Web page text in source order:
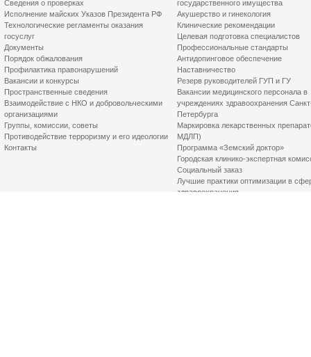
Сведения о проверках
Исполнение майских Указов Президента РФ
Технологические регламенты оказания
госуслуг
Документы
Порядок обжалования
Профилактика правонарушений
Вакансии и конкурсы
Пространственные сведения
Взаимодействие с НКО и добровольческими
организациями
Группы, комиссии, советы
Противодействие терроризму и его идеологии
Контакты
государственного имущества
Акушерство и гинекология
Клинические рекомендации
Целевая подготовка специалистов
Профессиональные стандарты
Антидопинговое обеспечение
Наставничество
Резерв руководителей ГУП и ГУ
Вакансии медицинского персонала в
учреждениях здравоохранения
Петербурга
Маркировка лекарственных
МДЛП)
Программа «Земский доктор»
Городская клинико-экспертная
Социальный заказ
Лучшие практики оптимизации в
здравоохранения